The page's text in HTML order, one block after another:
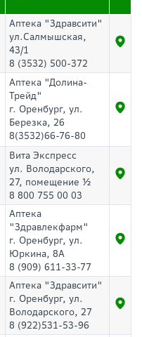
Аптека "Здравсити"
ул.Салмышская,
43/1
8 (3532) 500-372
Аптека "Долина-
Трейд"
г. Оренбург, ул.
Березка, 26
8(3532)66-76-80
Вита Экспресс
ул. Володарского,
27, помещение ½
8 800 755 00 03
Аптека
"Здравлекфарм"
г. Оренбург, ул.
Юркина, 8А
8 (909) 611-33-77
Аптека "Здравсити"
г. Оренбург, ул.
Володарского, 27
8 (922)531-53-96